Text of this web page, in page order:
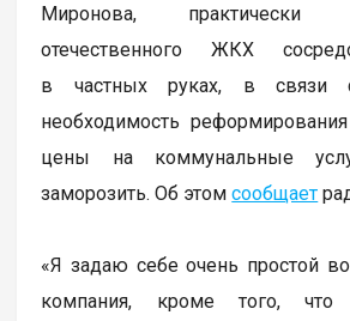
Миронова, практически
отечественного ЖКХ
в частных руках, в связи
необходимость
цены на коммунальные
заморозить. Об этомсообщает
«Я задаю себе очень простой
компания, кроме того, что